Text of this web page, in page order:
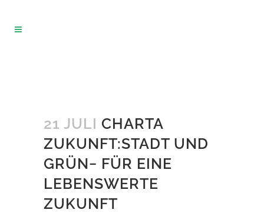
21 JULI CHARTA
ZUKUNFT:STADT UND
GRÜN− FÜR EINE
LEBENSWERTE
ZUKUNFT